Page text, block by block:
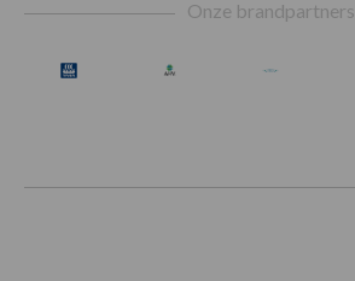
Onze brandpartners